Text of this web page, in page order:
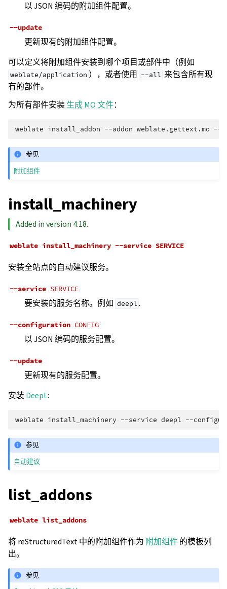
以 JSON 编码的附加组件配置。
--update
更新现有的附加组件配置。
可以定义将附加组件安装到哪个项目或部件中（例如
weblate/application ），或者使用 --all 来包含所有现
有的部件。
为所有部件安装生成 MO 文件：
weblate install_addon --addon weblate.gettext.mo --
参见
附加组件
install_machinery
Added in version 4.18.
weblate install_machinery --service SERVICE
安装全站点的自动建议服务。
--service SERVICE
要安装的服务名称。例如 deepl .
--configuration CONFIG
以 JSON 编码的服务配置。
--update
更新现有的服务配置。
安装DeepL:
weblate install_machinery --service deepl --
参见
自动建议
list_addons
weblate list_addons
将 reStructuredText 中的附加组件作为 附加组件的模板列
出。
参见